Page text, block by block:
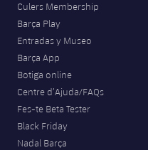
Culers Membership
Barça Play
Entradas y Museo
Barça App
Botiga online
Centre d’Ajuda/FAQs
Fes-te Beta Tester
Black Friday
Nadal Barça